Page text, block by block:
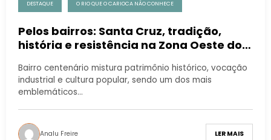
DESTAQUE O RIO QUE O CARIOCA NÃO CONHECE
Pelos bairros: Santa Cruz, tradição,
história e resistência na Zona Oeste do
Bairro centenário mistura patrimônio histórico, vocação
industrial e cultura popular, sendo um dos mais
emblemáticos…
Analu Freire LER MAIS